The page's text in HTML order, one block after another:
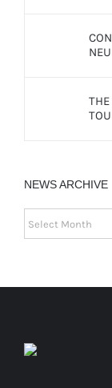
NEWS ARCHIVE